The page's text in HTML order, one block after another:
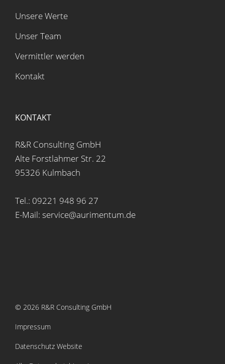
Unsere Werte
Unser Team
Vermittler werden
Kontakt
KONTAKT
R&R Consulting GmbH
Alte Forstlahmer Str. 22
95326 Kulmbach
Tel.: 09221 948 96 27
E-Mail: service@aurimentum.de
© 2026 R&R Consulting GmbH
Impressum
Datenschutz Website